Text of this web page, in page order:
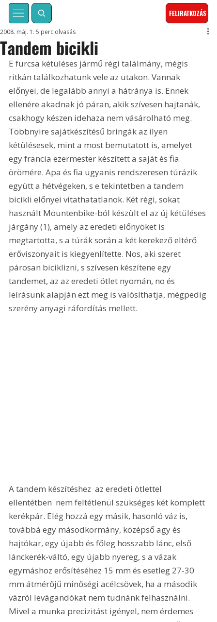
FELIRATKOZÁS
Tandem bicikli
2008. máj. 1. 5 perc olvasás
E furcsa kétüléses jármű régi találmány, mégis
ritkán találkozhatunk vele az utakon. Vannak
előnyei, de legalább annyi a hátránya is. Ennek
ellenére akadnak jó páran, akik szívesen hajtanák,
csakhogy készen idehaza nem vásárolható meg.
Többnyire sajátkészítésű bringák az ilyen
kétülésesek, mint a most bemutatott is, amelyet
egy francia ezermester készített a saját és fia
örömére. Apa és fia ugyanis rendszeresen túrázik
együtt a hétvégeken, s e tekintetben a tandem
bicikli előnyei vitathatatlanok. Két régi, sokat
használt Mountenbike-ból készült el az új kétüléses
járgány (1), amely az eredeti előnyöket is
megtartotta, s a túrák során a két kerekező eltérő
erőviszonyait is kiegyenlítette. Nos, aki szeret
párosan biciklizni, s szívesen készítene egy
tandemet, az az eredeti ötlet nyomán, no és
leírásunk alapján ezt meg is valósíthatja, mégpedig
szerény anyagi ráfordítás mellett.
A tandem készítéshez  az eredeti ötlettel
ellentétben  nem feltétlenül szükséges két komplett
kerékpár. Elég hozzá egy másik, hasonló váz is,
továbbá egy másodkormány, középső agy és
hajtókar, egy újabb és főleg hosszabb lánc, első
lánckerék-váltó, egy újabb nyereg, s a vázak
egymáshoz erősítéséhez 15 mm és esetleg 27-30
mm átmérőjű minőségi acélcsövek, ha a második
vázról levágandókat nem tudnánk felhasználni.
Mivel a munka precizitást igényel, nem érdemes